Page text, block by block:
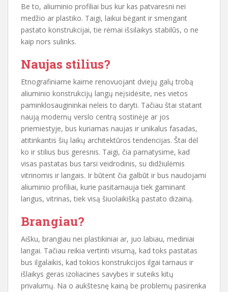
Be to, aliuminio profiliai bus kur kas patvaresni nei
medžio ar plastiko. Taigi, laikui bėgant ir smengant
pastato konstrukcijai, tie rėmai išsilaikys stabilūs, o ne
kaip nors sulinks.
Naujas stilius?
Etnografiniame kaime renovuojant dviejų galų trobą
aliuminio konstrukcijų langų neįsidėsite, nes vietos
paminklosaugininkai neleis to daryti. Tačiau štai statant
naują modernų verslo centrą sostinėje ar jos
priemiestyje, bus kuriamas naujas ir unikalus fasadas,
atitinkantis šių laikų architektūros tendencijas. Štai dėl
ko ir stilius bus geresnis. Taigi, čia pamatysime, kad
visas pastatas bus tarsi veidrodinis, su didžiulėmis
vitrinomis ir langais. Ir būtent čia galbūt ir bus naudojami
aliuminio profiliai, kurie pasitarnauja tiek gaminant
langus, vitrinas, tiek visą šiuolaikišką pastato dizainą.
Brangiau?
Aišku, brangiau nei plastikiniai ar, juo labiau, mediniai
langai. Tačiau reikia vertinti visumą, kad toks pastatas
bus ilgalaikis, kad tokios konstrukcijos ilgai tarnaus ir
išlaikys geras izoliacines savybes ir suteiks kitų
privalumų. Na o aukštesnę kainą be problemų pasirenka